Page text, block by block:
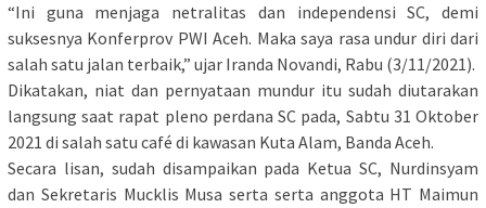
“Ini guna menjaga netralitas dan independensi SC, demi
suksesnya Konferprov PWI Aceh. Maka saya rasa undur diri dari
salah satu jalan terbaik,” ujar Iranda Novandi, Rabu (3/11/2021).
Dikatakan, niat dan pernyataan mundur itu sudah diutarakan
langsung saat rapat pleno perdana SC pada, Sabtu 31 Oktober
2021 di salah satu café di kawasan Kuta Alam, Banda Aceh.
Secara lisan, sudah disampaikan pada Ketua SC, Nurdinsyam
dan Sekretaris Mucklis Musa serta serta anggota HT Maimun